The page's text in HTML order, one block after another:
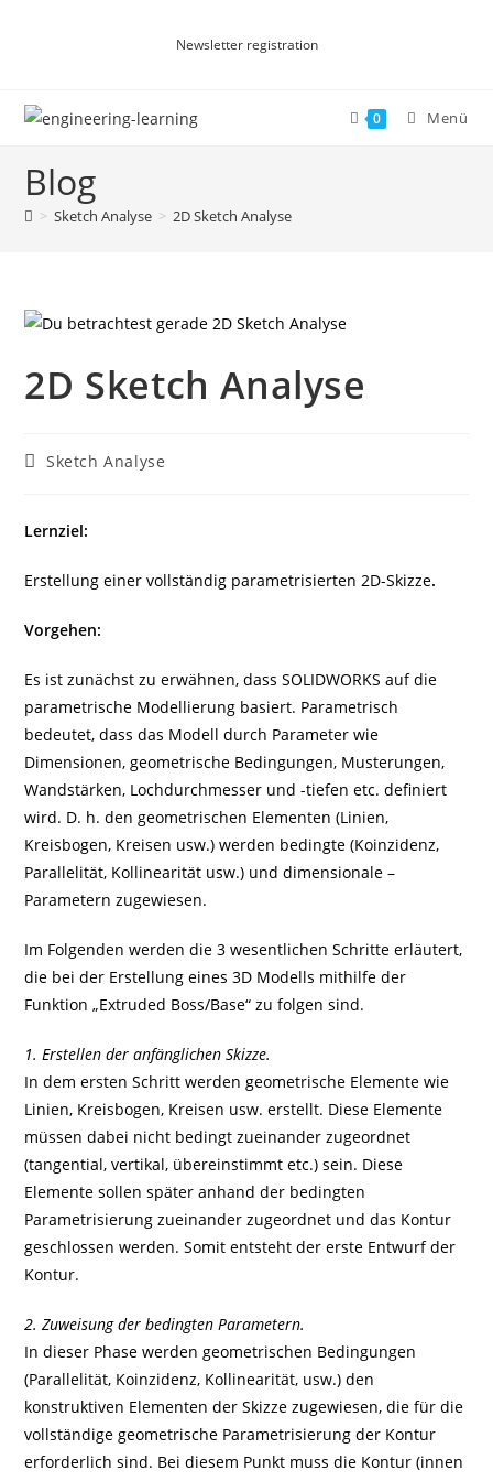
Newsletter registration
0 Menü
Blog
> Sketch Analyse > 2D Sketch Analyse
2D Sketch Analyse
Sketch Analyse
Lernziel:
Erstellung einer vollständig parametrisierten 2D-Skizze.
Vorgehen:
Es ist zunächst zu erwähnen, dass SOLIDWORKS auf die
parametrische Modellierung basiert. Parametrisch
bedeutet, dass das Modell durch Parameter wie
Dimensionen, geometrische Bedingungen, Musterungen,
Wandstärken, Lochdurchmesser und -tiefen etc. definiert
wird. D. h. den geometrischen Elementen (Linien,
Kreisbogen, Kreisen usw.) werden bedingte (Koinzidenz,
Parallelität, Kollinearität usw.) und dimensionale –
Parametern zugewiesen.
Im Folgenden werden die 3 wesentlichen Schritte erläutert,
die bei der Erstellung eines 3D Modells mithilfe der
Funktion „Extruded Boss/Base“ zu folgen sind.
1. Erstellen der anfänglichen Skizze.
In dem ersten Schritt werden geometrische Elemente wie
Linien, Kreisbogen, Kreisen usw. erstellt. Diese Elemente
müssen dabei nicht bedingt zueinander zugeordnet
(tangential, vertikal, übereinstimmt etc.) sein. Diese
Elemente sollen später anhand der bedingten
Parametrisierung zueinander zugeordnet und das Kontur
geschlossen werden. Somit entsteht der erste Entwurf der
Kontur.
2. Zuweisung der bedingten Parametern.
In dieser Phase werden geometrischen Bedingungen
(Parallelität, Koinzidenz, Kollinearität, usw.) den
konstruktiven Elementen der Skizze zugewiesen, die für die
vollständige geometrische Parametrisierung der Kontur
erforderlich sind. Bei diesem Punkt muss die Kontur (innen